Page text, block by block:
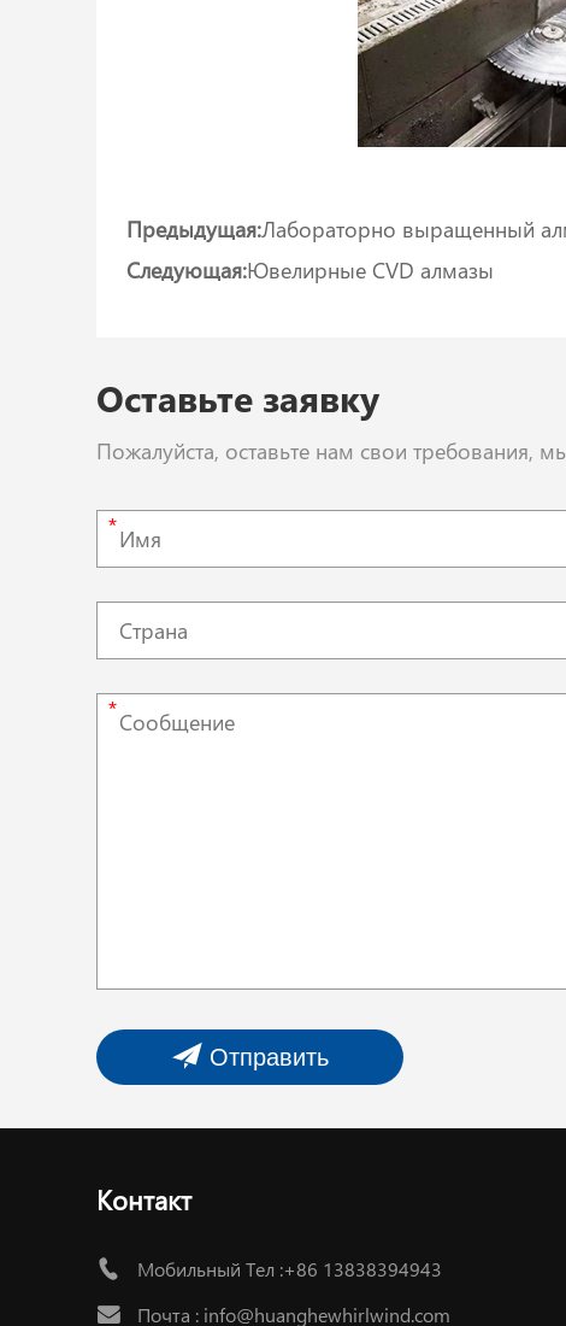
Предыдущая:Лабораторно выращенный
Следующая:Ювелирные CVD алмазы
Оставьте заявку
Пожалуйста, оставьте нам свои требования,
*
*
Отправить
Контакт
Мобильный Тел :+86 13838394943
Почта : info@huanghewhirlwind.com